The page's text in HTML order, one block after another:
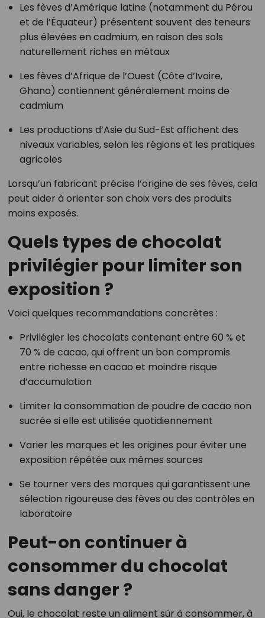
Les fèves d’Amérique latine (notamment du Pérou
et de l’Équateur) présentent souvent des teneurs
plus élevées en cadmium, en raison des sols
naturellement riches en métaux
Les fèves d’Afrique de l’Ouest (Côte d’Ivoire,
Ghana) contiennent généralement moins de
cadmium
Les productions d’Asie du Sud-Est affichent des
niveaux variables, selon les régions et les pratiques
agricoles
Lorsqu’un fabricant précise l’origine de ses fèves, cela
peut aider à orienter son choix vers des produits
moins exposés.
Quels types de chocolat
privilégier pour limiter son
exposition ?
Voici quelques recommandations concrètes :
Privilégier les chocolats contenant entre 60 % et
70 % de cacao, qui offrent un bon compromis
entre richesse en cacao et moindre risque
d’accumulation
Limiter la consommation de poudre de cacao non
sucrée si elle est utilisée quotidiennement
Varier les marques et les origines pour éviter une
exposition répétée aux mêmes sources
Se tourner vers des marques qui garantissent une
sélection rigoureuse des fèves ou des contrôles en
laboratoire
Peut-on continuer à
consommer du chocolat
sans danger ?
Oui, le chocolat reste un aliment sûr à consommer, à